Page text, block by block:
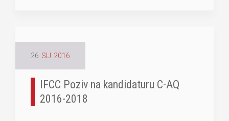
26 SIJ 2016
IFCC Poziv na kandidaturu C-AQ
2016-2018